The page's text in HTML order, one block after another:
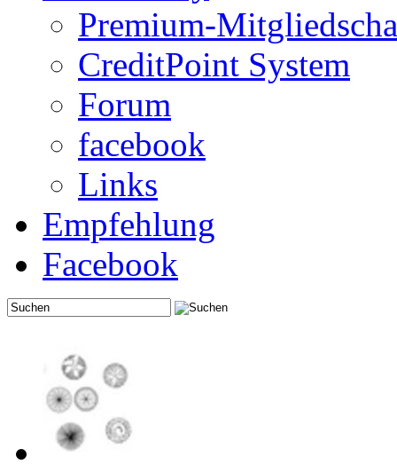
Premium-
CreditPoint System
Forum
facebook
Links
Empfehlung
Facebook